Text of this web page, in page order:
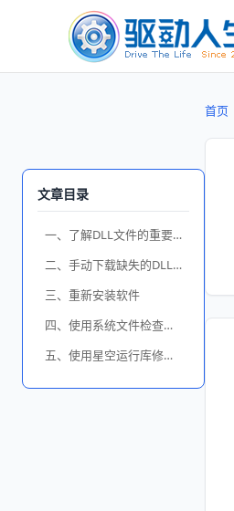
文章目录
一、了解DLL文件的重要性
二、手动下载缺失的DLL文件
三、重新安装软件
四、使用系统文件检查器（SFC）
五、使用星空运行库修复大师
首页